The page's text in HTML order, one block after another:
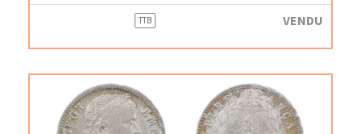
TTB VENDU